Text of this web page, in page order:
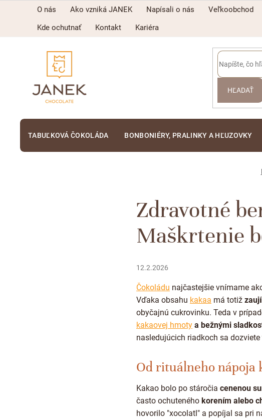
O nás Ako vzniká JANEK Napísali o nás Veľkoobchod
Kde ochutnať
Kontakt Kariéra
HĽADAŤ
TABUĽKOVÁ ČOKOLÁDA BONBONIÉRY, PRALINKY A HĽUZOVKY
Zdravotné
Maškrtenie
12.2.2026
Čokoládu najčastejšie vnímame
Vďaka obsahu kakaa má totiž
obyčajnú cukrovinku. Teda v
kakaovej hmoty a bežnými
nasledujúcich riadkoch sa
Od rituálneho nápoja
Kakao bolo po stáročia cenenou
často ochuteného korením alebo
hovorilo "xocolatl" a popíjal sa pri